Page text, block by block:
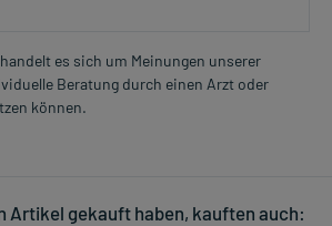
es sich um Meinungen unserer
Beratung durch einen Arzt oder
können.
Artikel gekauft haben, kauften auch: